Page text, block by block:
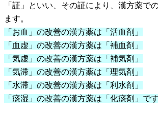
「証」といい、その証により、漢方薬で
ます。
「お血」の改善の漢方薬は「活血剤」
「血虚」の改善の漢方薬は「補血剤」
「気虚」の改善の漢方薬は「補気剤」
「気滞」の改善の漢方薬は「理気剤」
「水滞」の改善の漢方薬は「利水剤」
「痰湿」の改善の漢方薬は「化痰剤」です